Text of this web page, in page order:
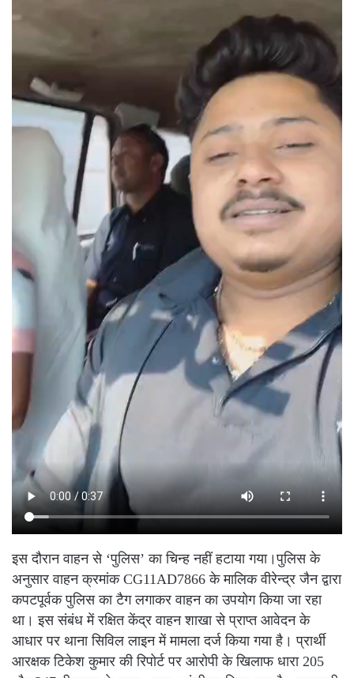
इस दौरान वाहन से ‘पुलिस’ का चिन्ह नहीं हटाया गया।पुलिस के
अनुसार वाहन क्रमांक CG11AD7866 के मालिक वीरेन्द्र जैन द्वारा
कपटपूर्वक पुलिस का टैग लगाकर वाहन का उपयोग किया जा रहा
था। इस संबंध में रक्षित केंद्र वाहन शाखा से प्राप्त आवेदन के
आधार पर थाना सिविल लाइन में मामला दर्ज किया गया है। प्रार्थी
आरक्षक टिकेश कुमार की रिपोर्ट पर आरोपी के खिलाफ धारा 205